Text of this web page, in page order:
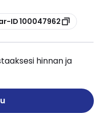
ID 100047962
hinnan ja